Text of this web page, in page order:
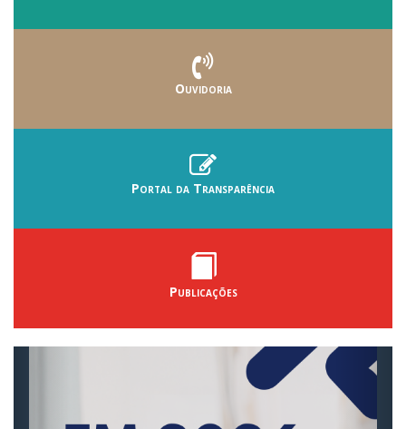
Ouvidoria
Portal da Transparência
Publicações